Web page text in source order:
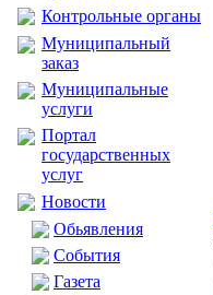
Контрольные органы
Муниципальный
заказ
Муниципальные
услуги
Портал
государственных
услуг
Новости
Обьявления
События
Газета